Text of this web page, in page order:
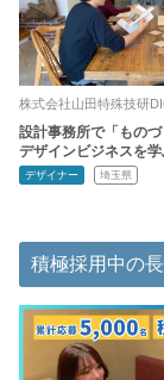
株式会社山田特殊技研
設計事務所で「もの
デザインビジネスを
デザイナー 埼玉県
積極採用中の